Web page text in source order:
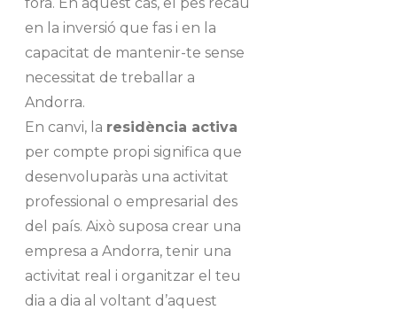
en la inversió que fas i en la
capacitat de mantenir-te sense
necessitat de treballar a
Andorra.
En canvi, la residència activa
per compte propi significa que
desenvoluparàs una activitat
professional o empresarial des
del país. Això suposa crear una
empresa a Andorra, tenir una
activitat real i organitzar el teu
dia a dia al voltant d’aquest